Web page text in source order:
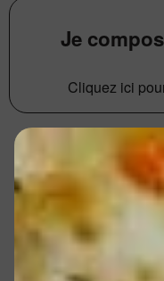
Je
Cliquez ici